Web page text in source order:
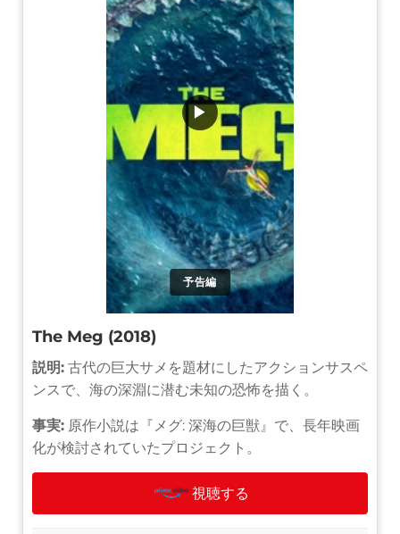
予告編
▶
The Meg (2018)
説明: 古代の巨大サメを題材にしたアクションサスペ
ンスで、海の深淵に潜む未知の恐怖を描く。
事実: 原作小説は『メグ: 深海の巨獣』で、長年映画
化が検討されていたプロジェクト。
視聴する